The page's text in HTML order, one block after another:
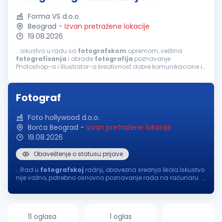
Forma VS d.o.o.
Beograd - Izvan pretražene lokacije
19.08.2026
...iskustvo u radu sa fotografskom opremom, veština
fotografisanja i obrade fotografija poznavanje
Photoshop-a i Illustrator-a kreativnost dobre komunikacione i
proizvoda i obradafotografijakreiranje...
Fotograf
Foto hollywood d.o.o.
Borča Beograd - Izvan pretražene lokacije
19.08.2026
Obaveštenje o statusu prijave
...Rad u fotografskoj radnji, obavezna srednja škola.Iskustvo
nije važno, potrebno osnovno poznavanje rada na računaru. ...
11 oglasa 1 oglas